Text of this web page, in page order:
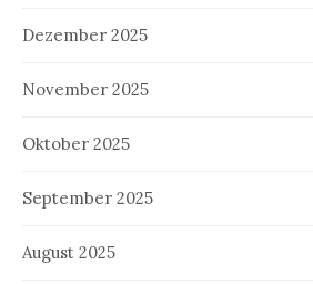
Dezember 2025
November 2025
Oktober 2025
September 2025
August 2025